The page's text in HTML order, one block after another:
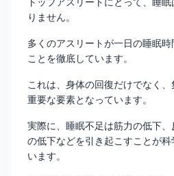
トップアスリートにとって、睡
りません。
多くのアスリートが一日の睡眠
ことを徹底しています。
これは、身体の回復だけでなく
重要な要素となっています。
実際に、睡眠不足は筋力の低下
の低下などを引き起こすことが
います。